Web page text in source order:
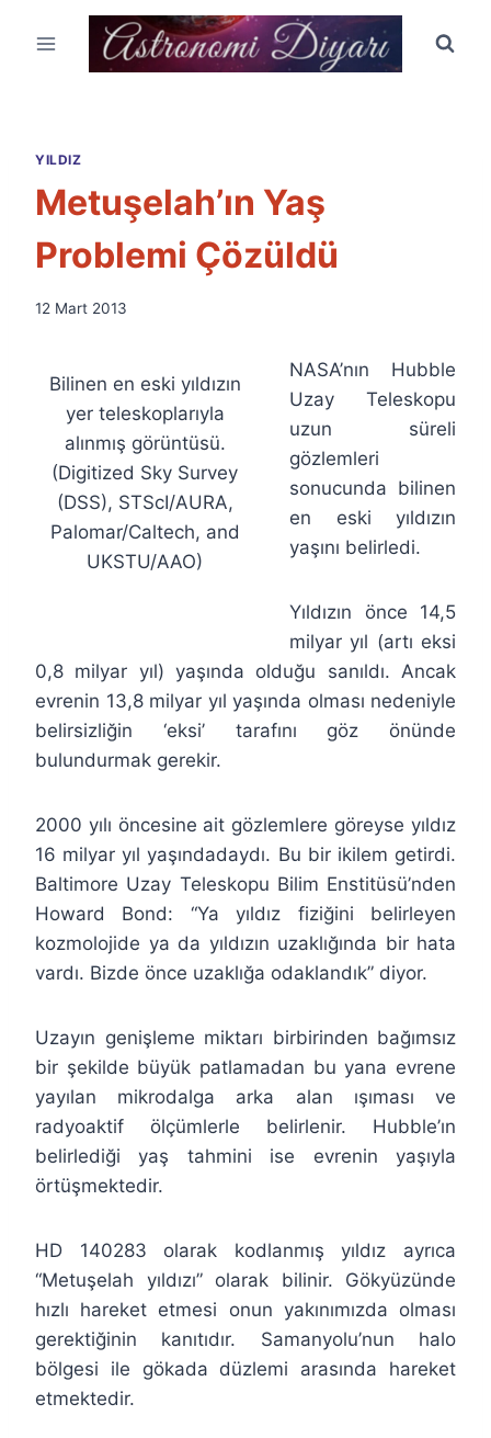
YILDIZ
Metuşelah’ın Yaş
Problemi Çözüldü
By
Özyar
12 Mart 2013
Bilinen en eski yıldızın
yer teleskoplarıyla
alınmış görüntüsü.
(Digitized Sky Survey
(DSS), STScI/AURA,
Palomar/Caltech, and
UKSTU/AAO)
NASA’nın Hubble
Uzay Teleskopu
uzun süreli
gözlemleri
sonucunda bilinen
en eski yıldızın
yaşını belirledi.
Yıldızın önce 14,5
milyar yıl (artı eksi
0,8 milyar yıl) yaşında olduğu sanıldı. Ancak
evrenin 13,8 milyar yıl yaşında olması nedeniyle
belirsizliğin ‘eksi’ tarafını göz önünde
bulundurmak gerekir.
2000 yılı öncesine ait gözlemlere göreyse yıldız
16 milyar yıl yaşındadaydı. Bu bir ikilem getirdi.
Baltimore Uzay Teleskopu Bilim Enstitüsü’nden
Howard Bond: “Ya yıldız fiziğini belirleyen
kozmolojide ya da yıldızın uzaklığında bir hata
vardı. Bizde önce uzaklığa odaklandık” diyor.
Uzayın genişleme miktarı birbirinden bağımsız
bir şekilde büyük patlamadan bu yana evrene
yayılan mikrodalga arka alan ışıması ve
radyoaktif ölçümlerle belirlenir. Hubble’ın
belirlediği yaş tahmini ise evrenin yaşıyla
örtüşmektedir.
HD 140283 olarak kodlanmış yıldız ayrıca
“Metuşelah yıldızı” olarak bilinir. Gökyüzünde
hızlı hareket etmesi onun yakınımızda olması
gerektiğinin kanıtıdır. Samanyolu’nun halo
bölgesi ile gökada düzlemi arasında hareket
etmektedir.